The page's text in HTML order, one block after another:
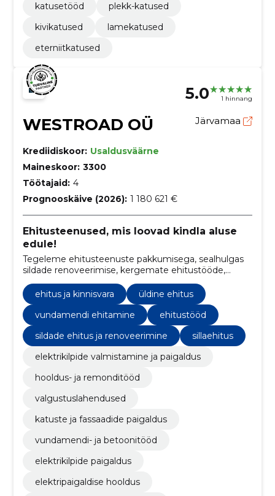
katusetööd
plekk-katused
kivikatused
lamekatused
eterniitkatused
5.0 1 hinnang
WESTROAD OÜ Järvamaa
Krediidiskoor: Usaldusväärne
Maineskoor: 3300
Töötajaid: 4
Prognooskäive (2026): 1 180 621 €
Ehitusteenused, mis loovad kindla aluse
edule!
Tegeleme ehitusteenuste pakkumisega, sealhulgas
sildade renoveerimise, kergemate ehitustööde,
hooldus- ja remonditööde, projekteerimise ning
valgustuslahendusteg
ehitus ja kinnisvara
üldine ehitus
vundamendi ehitamine
ehitustööd
sildade ehitus ja renoveerimine
sillaehitus
elektrikilpide valmistamine ja paigaldus
hooldus- ja remonditööd
valgustuslahendused
katuste ja fassaadide paigaldus
vundamendi- ja betoonitööd
elektrikilpide paigaldus
elektripaigaldise hooldus